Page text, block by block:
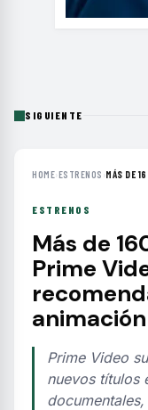
SIGUIENTE
HOME›ESTRENOS ›MÁS DE
ESTRENOS
Más de
Prime
Prime Video
nuevos títulos